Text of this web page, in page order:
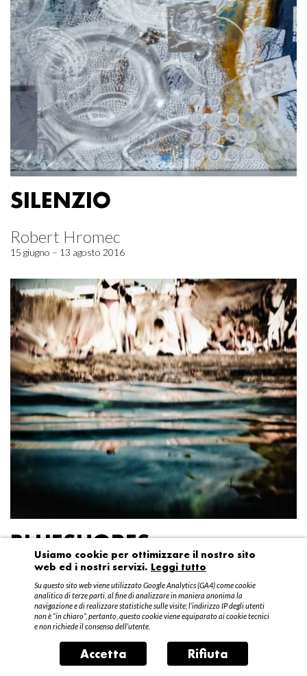
SILENZIO
Robert Hromec
15 giugno – 13 agosto 2016
BLUESHORES
Federico Garibaldi
20 aprile – 15 maggio 2016
Usiamo cookie per ottimizzare il nostro sito
web ed i nostri servizi. Leggi tutto
Su questo sito web viene utilizzato Google Analytics (GA4) come cookie
analitico di terze parti, al fine di analizzare in maniera anonima la
navigazione e di realizzare statistiche sulle visite; l’indirizzo IP degli utenti
non è “in chiaro”, pertanto, questo cookie viene equiparato ai cookie tecnici
e non richiede il consenso dell’utente.
Accetta Rifiuta